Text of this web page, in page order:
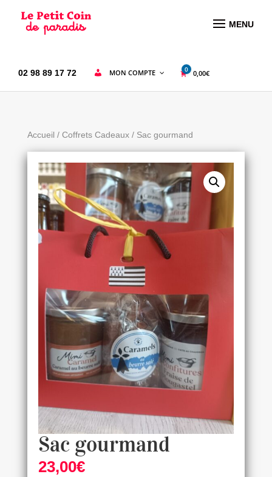
MENU
02 98 89 17 72 MON COMPTE 0 0,00€
Accueil / Coffrets Cadeaux/ Sac gourmand
Sac gourmand
23,00€